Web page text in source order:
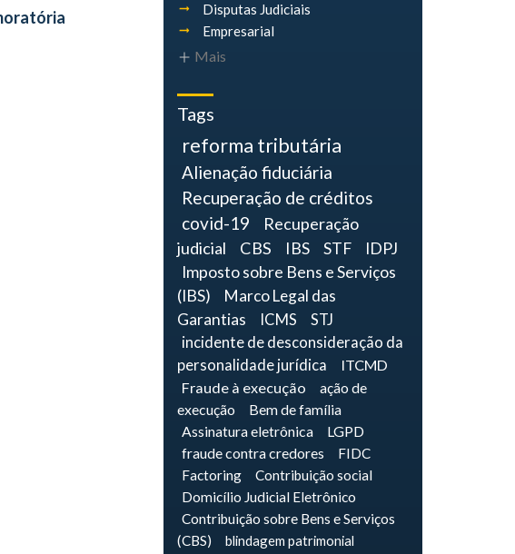
Disputas Judiciais
Empresarial
Mais
Tags
reforma tributária
Alienação fiduciária
Recuperação de créditos
covid-19
Recuperação
judicial
CBS IBS STF
IDPJ
Imposto sobre Bens e Serviços
(IBS)
Marco Legal das
Garantias
ICMS
STJ
incidente de desconsideração da
personalidade jurídica
ITCMD
Fraude à execução
ação de
execução
Bem de família
Assinatura eletrônica
LGPD
fraude contra credores
FIDC
Factoring
Contribuição social
Domicílio Judicial Eletrônico
Contribuição sobre Bens e Serviços
(CBS)
blindagem patrimonial